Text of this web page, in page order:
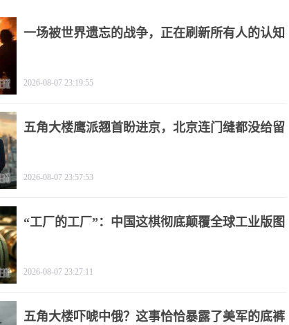
一场被世界遗忘的战争，正在刷新所有人的认知
2026-08-07 23:19:55
五角大楼鹰派翘首盼进京，北京连门缝都没给留
2026-08-07 23:57:53
“工厂的工厂”：中国这棋彻底颠覆全球工业版图
2026-08-07 23:27:11
五角大楼吓唬中俄？这事恰恰暴露了美军的底裤